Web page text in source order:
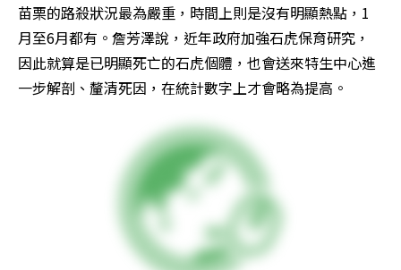
苗栗的路殺狀況最為嚴重，時間上則是沒有明顯熱點，1
月至6月都有。詹芳澤說，近年政府加強石虎保育研究，
因此就算是已明顯死亡的石虎個體，也會送來特生中心進
一步解剖、釐清死因，在統計數字上才會略為提高。